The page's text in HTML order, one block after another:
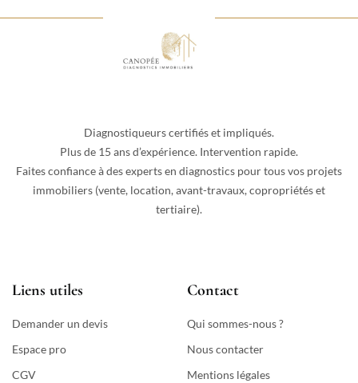
Diagnostiqueurs certifiés et impliqués.
Plus de 15 ans d’expérience. Intervention rapide.
Faites confiance à des experts en diagnostics pour tous vos projets
immobiliers (vente, location, avant-travaux, copropriétés et
tertiaire).
Liens utiles
Demander un devis
Espace pro
CGV
Contact
Qui sommes-nous ?
Nous contacter
Mentions légales